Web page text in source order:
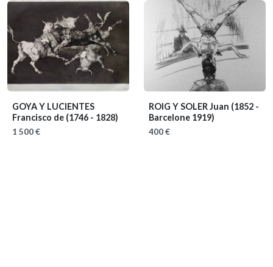
GOYA Y LUCIENTES
Francisco de (1746 - 1828)
1 500 €
ROIG Y SOLER Juan (1852 -
Barcelone 1919)
400 €